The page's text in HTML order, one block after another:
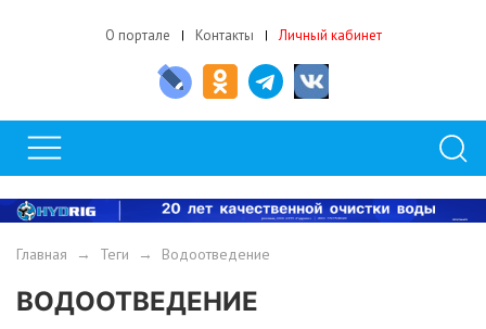
О портале Контакты Личный кабинет
Главная → Теги → Водоотведение
ВОДООТВЕДЕНИЕ